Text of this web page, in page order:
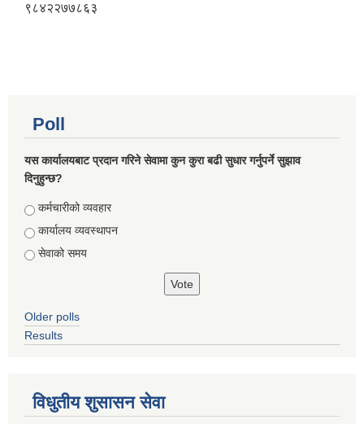
९८४२२७७८६३
Poll
यस कार्यालयबाट प्रदान गरिने सेवामा कुन कुरा बढी सुधार गर्नुपर्ने सुझाव
दिनुहुन्छ?
Choices
कर्मचारीको व्यवहार
कार्यालय व्यवस्थापन
सेवाको समय
Older polls
Results
विधुतीय शुसासन सेवा